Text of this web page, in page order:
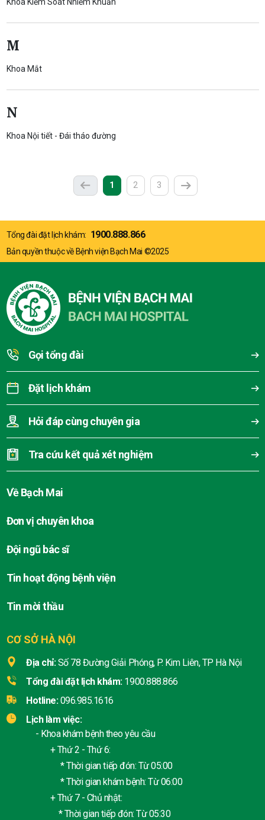
M
Khoa Mắt
N
Khoa Nội tiết - Đái tháo đường
Previous
1 (current)
2
3
Next
Tổng đài đặt lịch khám: 1900.888.866
Bản quyền thuộc về Bệnh viện Bạch Mai ©2025
CƠ SỞ HÀ NỘI
Địa chỉ: Số 78 Đường Giải Phóng, P. Kim Liên, TP Hà Nội
Tổng đài đặt lịch khám: 1900.888.866
Hotline: 096.985.1616
Lịch làm việc:
- Khoa khám bệnh theo yêu cầu
+ Thứ 2 - Thứ 6:
* Thời gian tiếp đón: Từ 05:00
* Thời gian khám bệnh: Từ 06:00
+ Thứ 7 - Chủ nhật:
* Thời gian tiếp đón: Từ 05:30
Gọi tổng đài
Đặt lịch khám
Hỏi đáp cùng chuyên gia
Tra cứu kết quả xét nghiệm
Về Bạch Mai
Đơn vị chuyên khoa
Đội ngũ bác sĩ
Tin hoạt động bệnh viện
Tin mời thầu